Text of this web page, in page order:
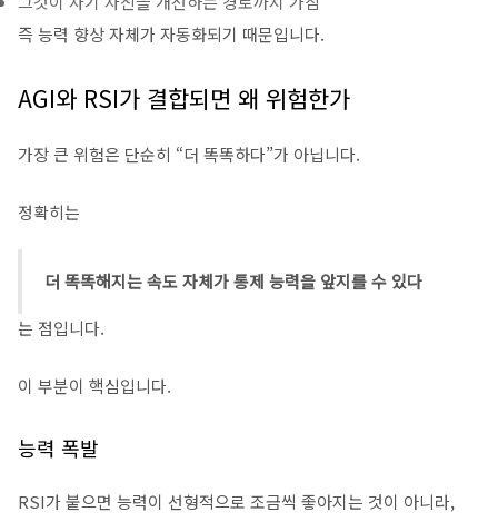
즉 능력 향상 자체가 자동화되기 때문입니다.
AGI와 RSI가 결합되면 왜 위험한가
가장 큰 위험은 단순히 “더 똑똑하다”가 아닙니다.
정확히는
더 똑똑해지는 속도 자체가 통제 능력을 앞지를 수 있다
는 점입니다.
이 부분이 핵심입니다.
능력 폭발
RSI가 붙으면 능력이 선형적으로 조금씩 좋아지는 것이 아니라,